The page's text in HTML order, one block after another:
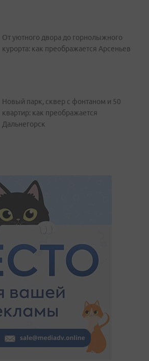
От уютного двора до горнолыжного
курорта: как преображается Арсеньев
Новый парк, сквер с фонтаном и 50
квартир: как преображается
Дальнегорск